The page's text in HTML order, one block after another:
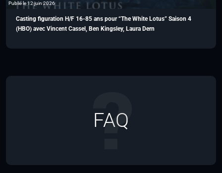
Publié le 12 juin 2026
Casting figuration H/F 16-85 ans pour “The White Lotus” Saison 4
(HBO) avec Vincent Cassel, Ben Kingsley, Laura Dern
FAQ